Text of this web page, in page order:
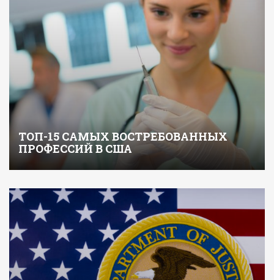
ТОП-15 САМЫХ ВОСТРЕБОВАННЫХ
ПРОФЕССИЙ В США